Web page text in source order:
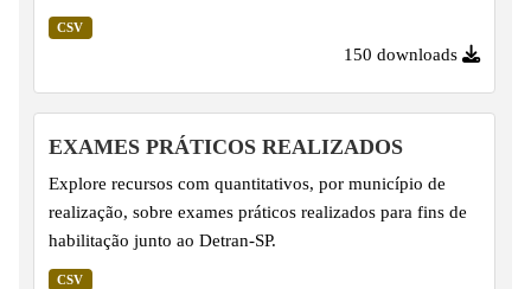
CSV
150 downloads
EXAMES PRÁTICOS REALIZADOS
Explore recursos com quantitativos, por município de
realização, sobre exames práticos realizados para fins de
habilitação junto ao Detran-SP.
CSV